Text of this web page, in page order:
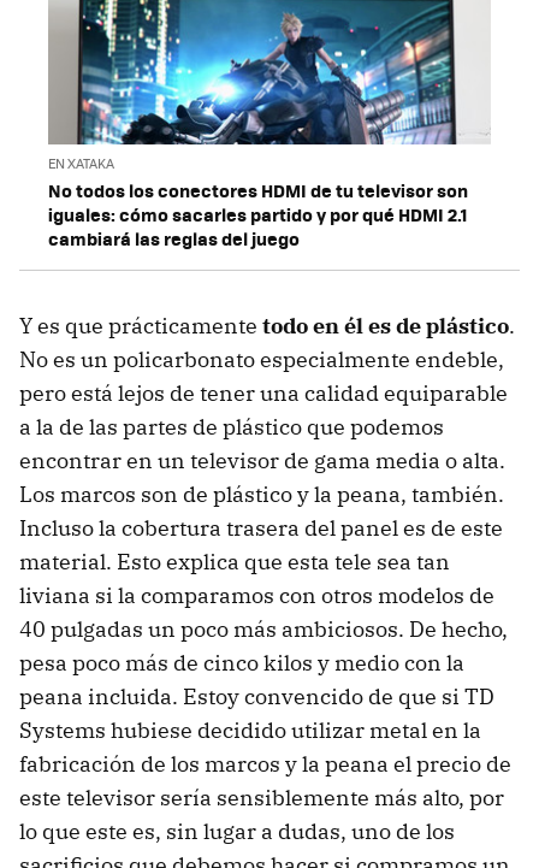
EN XATAKA
No todos los conectores HDMI de tu televisor son
iguales: cómo sacarles partido y por qué HDMI 2.1
cambiará las reglas del juego
Y es que prácticamente todo en él es de plástico.
No es un policarbonato especialmente endeble,
pero está lejos de tener una calidad equiparable
a la de las partes de plástico que podemos
encontrar en un televisor de gama media o alta.
Los marcos son de plástico y la peana, también.
Incluso la cobertura trasera del panel es de este
material. Esto explica que esta tele sea tan
liviana si la comparamos con otros modelos de
40 pulgadas un poco más ambiciosos. De hecho,
pesa poco más de cinco kilos y medio con la
peana incluida. Estoy convencido de que si TD
Systems hubiese decidido utilizar metal en la
fabricación de los marcos y la peana el precio de
este televisor sería sensiblemente más alto, por
lo que este es, sin lugar a dudas, uno de los